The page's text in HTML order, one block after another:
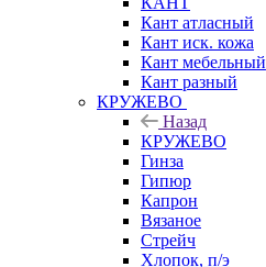
Кант атласный
Кант иск. кожа
Кант мебельный
Кант разный
КРУЖЕВО
Назад
КРУЖЕВО
Гинза
Гипюр
Капрон
Вязаное
Стрейч
Хлопок, п/э